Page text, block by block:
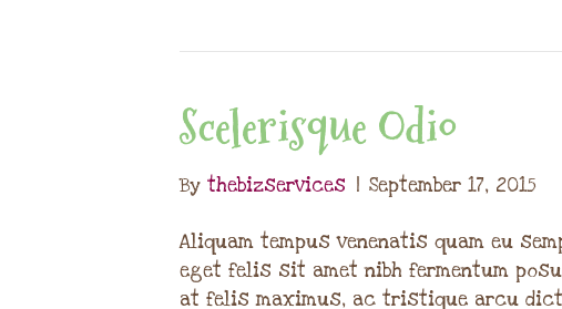
Scelerisque Odio
By thebizservices | September 17, 2015
Aliquam tempus venenatis quam eu
eget felis sit amet nibh fermentum
at felis maximus, ac tristique arcu